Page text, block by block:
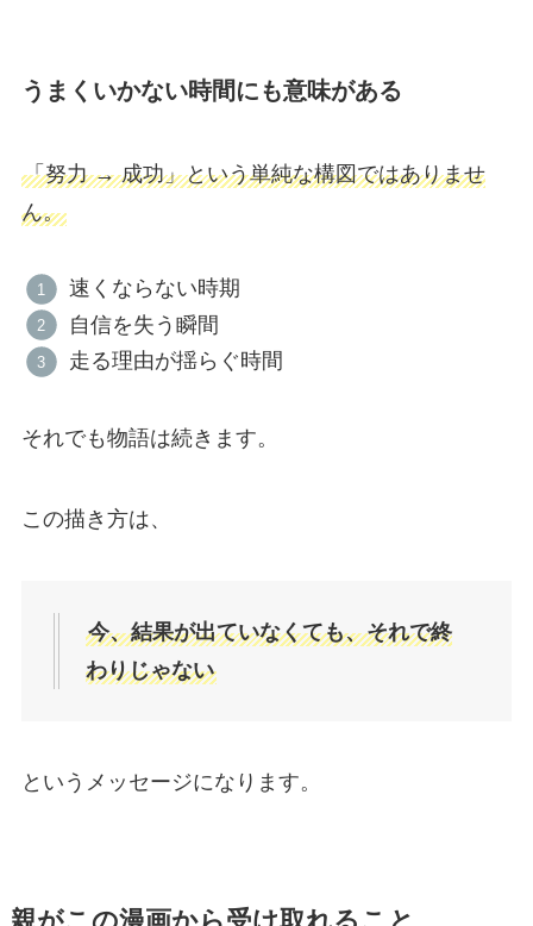
うまくいかない時間にも意味がある
「努力 → 成功」という単純な構図ではありませ
ん。
速くならない時期
自信を失う瞬間
走る理由が揺らぐ時間
それでも物語は続きます。
この描き方は、
今、結果が出ていなくても、それで終
わりじゃない
というメッセージになります。